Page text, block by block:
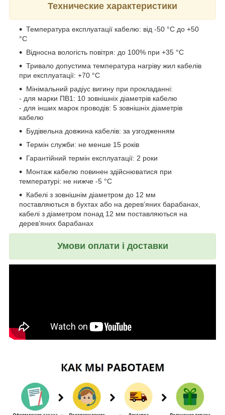
Технические характеристики
Температура експлуатації кабелю: від -50 °С до +50
°С
Відносна вологість повітря: до 100% при +35 °С
Тривало допустима температура нагріву жил кабелів
при експлуатації: +70 °С
Мінімальний радіус вигину при прокладанні:
- для марки ПВ1: 10 зовнішніх діаметрів кабелю
- для інших марок проводів: 5 зовнішніх діаметрів
кабелю
Будівельна довжина кабелів: за узгодженням
Термін служби: не менше 15 років
Гарантійний термін експлуатації: 2 роки
Монтаж кабелю повинен здійснюватися при
температурі: не нижче -5 °С
Кабелі з зовнішнім діаметром до 12 мм
поставляються в бухтах або на дерев’яних барабанах,
кабелі з діаметром понад 12 мм поставляються на
дерев’яних барабанах
Умови оплати і доставки